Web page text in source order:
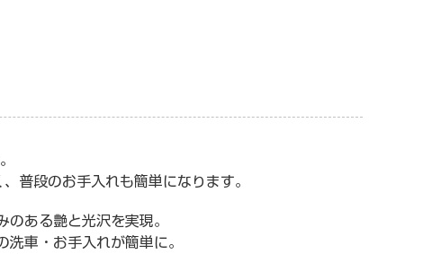
普段のお手入れも簡単になります。
ある艶と光沢を実現。
車・お手入れが簡単に。